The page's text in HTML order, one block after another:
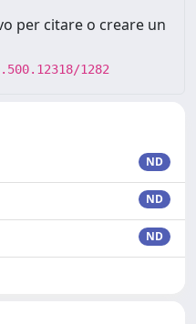
per citare o creare un
1282
ND
ND
ND